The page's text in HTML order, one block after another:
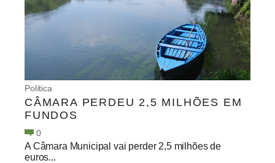
Política
CÂMARA PERDEU 2,5 MILHÕES EM
FUNDOS
0
A Câmara Municipal vai perder 2,5 milhões de
euros...